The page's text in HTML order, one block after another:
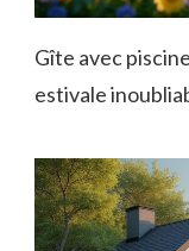
Gîte avec
estivale